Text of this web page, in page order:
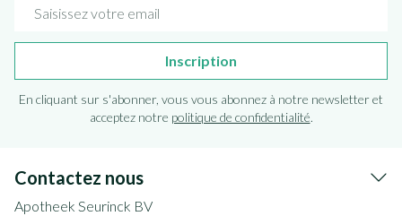
Inscription
En cliquant sur s'abonner, vous vous abonnez à notre newsletter et
acceptez notre politique de confidentialité.
Contactez nous
Apotheek Seurinck BV